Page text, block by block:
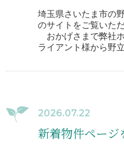
埼玉県さいたま市の
のサイトをご覧いた
おかげさまで弊社
ライアント様から野
2026.07.22
新着物件ページ